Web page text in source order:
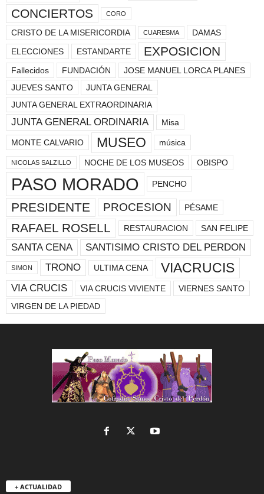
CONCIERTOS CORO
CRISTO DE LA MISERICORDIA CUARESMA
DAMAS
ELECCIONES
ESTANDARTE EXPOSICION
Fallecidos FUNDACIÓN
JOSE MANUEL LORCA PLANES
JUEVES SANTO
JUNTA GENERAL
JUNTA GENERAL EXTRAORDINARIA
JUNTA GENERAL ORDINARIA Misa
MONTE CALVARIO MUSEO música
NICOLAS SALZILLO NOCHE DE LOS MUSEOS OBISPO
PASO MORADO PENCHO
PRESIDENTE PROCESION PÉSAME
RAFAEL ROSELL RESTAURACION SAN FELIPE
SANTA CENA SANTISIMO CRISTO DEL PERDON
SIMON TRONO ULTIMA CENA VIACRUCIS
VIA CRUCIS VIA CRUCIS VIVIENTE
VIERNES SANTO
VIRGEN DE LA PIEDAD
+ ACTUALIDAD